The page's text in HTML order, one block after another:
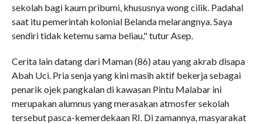
sekolah bagi kaum pribumi, khususnya wong cilik. Padahal
saat itu pemerintah kolonial Belanda melarangnya. Saya
sendiri tidak ketemu sama beliau," tutur Asep.
Cerita lain datang dari Maman (86) atau yang akrab disapa
Abah Uci. Pria senja yang kini masih aktif bekerja sebagai
penarik ojek pangkalan di kawasan Pintu Malabar ini
merupakan alumnus yang merasakan atmosfer sekolah
tersebut pasca-kemerdekaan RI. Di zamannya, masyarakat